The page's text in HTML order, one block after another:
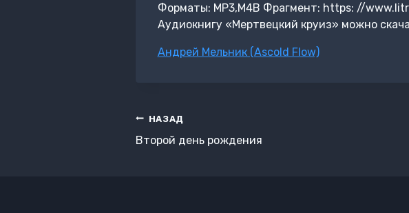
Форматы: MP3,M4B Фрагмент: https: //
Аудиокнигу «Мертвецкий круиз» можно
Метки
Андрей Мельник (Ascold Flow)
Навигация
по
НАЗАД
Второй день рождения